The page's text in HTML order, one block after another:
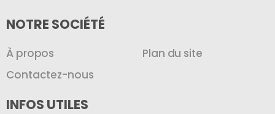
NOTRE SOCIÉTÉ
À propos
Contactez-nous
Plan du site
INFOS UTILES